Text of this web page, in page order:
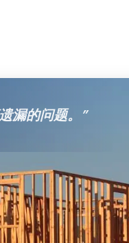
漏的问题。 ”